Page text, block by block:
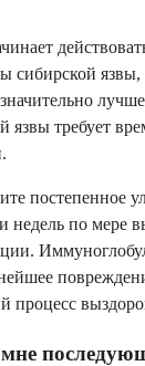
сибирской
язвы требует
постепенное
недель по мере
процесс